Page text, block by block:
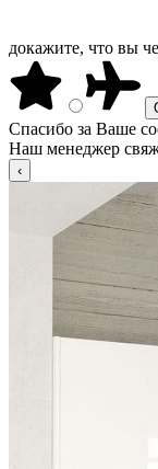
докажите, что вы
Спасибо за Ваше
Наш менеджер